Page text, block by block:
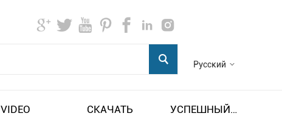
Русский
VIDEO СКАЧАТЬ УСПЕШНЫЙ ПРИМЕР